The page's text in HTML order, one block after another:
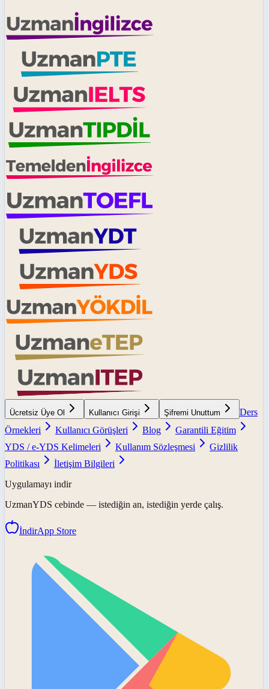
Ücretsiz Üye Ol Kullanıcı Girişi Şifremi Unuttum
Ders
Örnekleri
Kullanıcı Görüşleri Blog
Garantili Eğitim
YDS / e-YDS Kelimeleri
Kullanım Sözleşmesi
Gizlilik
Politikası
İletişim Bilgileri
Uygulamayı indir
UzmanYDS cebinde — istediğin an, istediğin yerde çalış.
İndirApp Store